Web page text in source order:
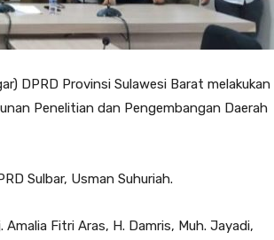
DPRD Provinsi Sulawesi Barat melakukan
Penelitian dan Pengembangan Daerah
Sulbar, Usman Suhuriah.
Fitri Aras, H. Damris, Muh. Jayadi,